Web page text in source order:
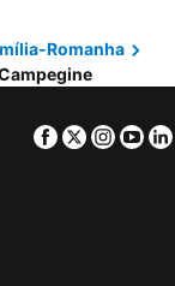
Romanha
Facebook
Twitter